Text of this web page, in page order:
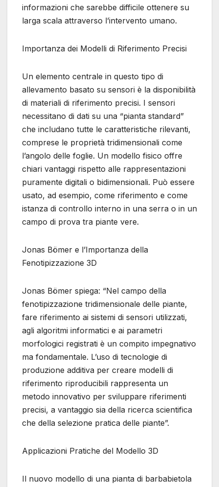
informazioni che sarebbe difficile ottenere su
larga scala attraverso l’intervento umano.
Importanza dei Modelli di Riferimento Precisi
Un elemento centrale in questo tipo di
allevamento basato su sensori è la disponibilità
di materiali di riferimento precisi. I sensori
necessitano di dati su una “pianta standard”
che includano tutte le caratteristiche rilevanti,
comprese le proprietà tridimensionali come
l’angolo delle foglie. Un modello fisico offre
chiari vantaggi rispetto alle rappresentazioni
puramente digitali o bidimensionali. Può essere
usato, ad esempio, come riferimento e come
istanza di controllo interno in una serra o in un
campo di prova tra piante vere.
Jonas Bömer e l’Importanza della
Fenotipizzazione 3D
Jonas Bömer spiega: “Nel campo della
fenotipizzazione tridimensionale delle piante,
fare riferimento ai sistemi di sensori utilizzati,
agli algoritmi informatici e ai parametri
morfologici registrati è un compito impegnativo
ma fondamentale. L’uso di tecnologie di
produzione additiva per creare modelli di
riferimento riproducibili rappresenta un
metodo innovativo per sviluppare riferimenti
precisi, a vantaggio sia della ricerca scientifica
che della selezione pratica delle piante”.
Applicazioni Pratiche del Modello 3D
Il nuovo modello di una pianta di barbabietola